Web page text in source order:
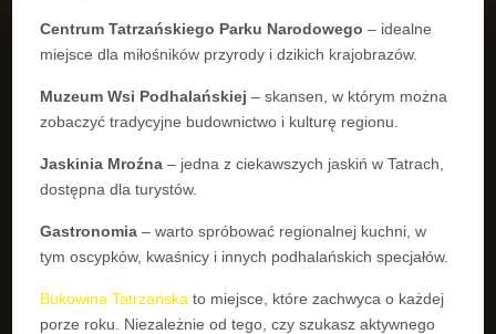
Centrum Tatrzańskiego Parku Narodowego – idealne
miejsce dla miłośników przyrody i dzikich krajobrazów.
Muzeum Wsi Podhalańskiej – skansen, w którym można
zobaczyć tradycyjne budownictwo i kulturę regionu.
Jaskinia Mroźna – jedna z ciekawszych jaskiń w Tatrach,
dostępna dla turystów.
Gastronomia – warto spróbować regionalnej kuchni, w
tym oscypków, kwaśnicy i innych podhalańskich specjałów.
Bukowina Tatrzańska to miejsce, które zachwyca o każdej
porze roku. Niezależnie od tego, czy szukasz aktywnego